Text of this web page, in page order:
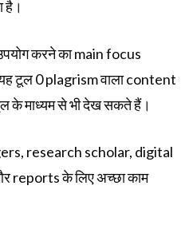
है।
करने का main focus
टूल 0 plagrism वाला content
के माध्यम से भी देख सकते हैं।
research scholar, digital
के लिए अच्छा काम